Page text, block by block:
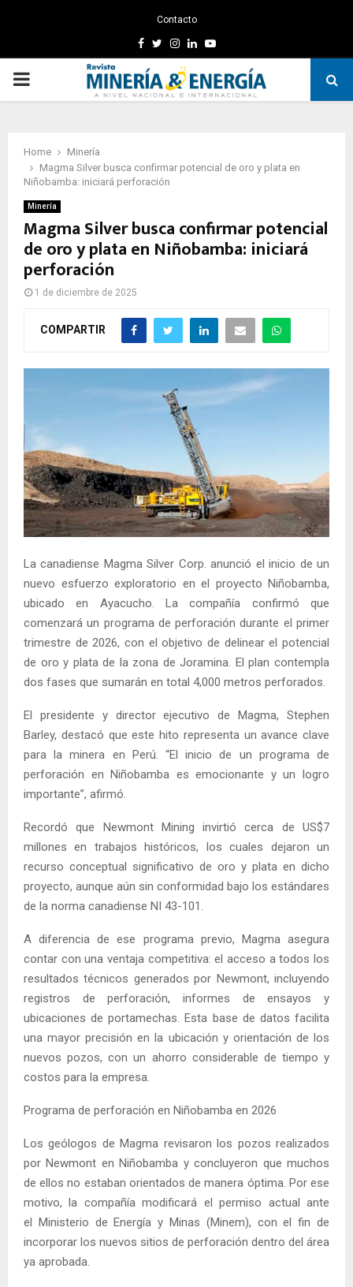
Contacto
Facebook
TwitterInstagram
LinkedinYoutube
PRIMARY
Home
Minería
Magma Silver busca confirmar potencial de oro y plata en
Niñobamba: iniciará perforación
Minería
Magma Silver busca confirmar potencial
de oro y plata en Niñobamba: iniciará
perforación
1 de diciembre de 2025
COMPARTIR
La canadiense Magma Silver Corp. anunció el inicio de un
nuevo esfuerzo exploratorio en el proyecto Niñobamba,
ubicado en Ayacucho. La compañía confirmó que
comenzará un programa de perforación durante el primer
trimestre de 2026, con el objetivo de delinear el potencial
de oro y plata de la zona de Joramina. El plan contempla
dos fases que sumarán en total 4,000 metros perforados.
El presidente y director ejecutivo de Magma, Stephen
Barley, destacó que este hito representa un avance clave
para la minera en Perú. “El inicio de un programa de
perforación en Niñobamba es emocionante y un logro
importante”, afirmó.
Recordó que Newmont Mining invirtió cerca de US$7
millones en trabajos históricos, los cuales dejaron un
recurso conceptual significativo de oro y plata en dicho
proyecto, aunque aún sin conformidad bajo los estándares
de la norma canadiense NI 43-101.
A diferencia de ese programa previo, Magma asegura
contar con una ventaja competitiva: el acceso a todos los
resultados técnicos generados por Newmont, incluyendo
registros de perforación, informes de ensayos y
ubicaciones de portamechas. Esta base de datos facilita
una mayor precisión en la ubicación y orientación de los
nuevos pozos, con un ahorro considerable de tiempo y
costos para la empresa.
Programa de perforación en Niñobamba en 2026
Los geólogos de Magma revisaron los pozos realizados
por Newmont en Niñobamba y concluyeron que muchos
de ellos no estaban orientados de manera óptima. Por ese
motivo, la compañía modificará el permiso actual ante
el Ministerio de Energía y Minas (Minem), con el fin de
incorporar los nuevos sitios de perforación dentro del área
ya aprobada.